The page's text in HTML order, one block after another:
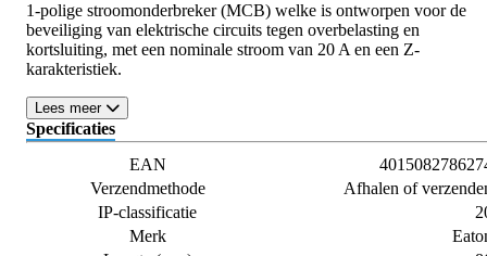
1-polige stroomonderbreker (MCB) welke is ontworpen voor de
beveiliging van elektrische circuits tegen overbelasting en
kortsluiting, met een nominale stroom van 20 A en een Z-
karakteristiek.
Lees meer
Specificaties
EAN
Verzendmethode
Afhalen of
IP-classificatie
Merk